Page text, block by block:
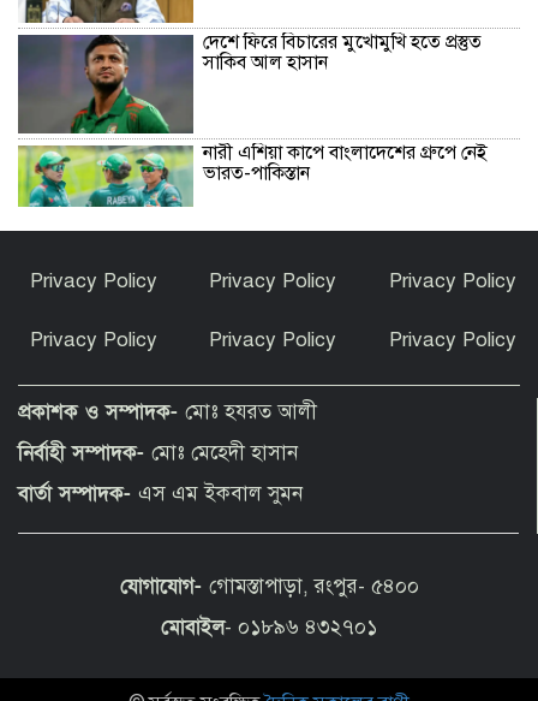
দেশে ফিরে বিচারের মুখোমুখি হতে প্রস্তুত
সাকিব আল হাসান
নারী এশিয়া কাপে বাংলাদেশের গ্রুপে নেই
ভারত-পাকিস্তান
বেদুইনদের উচ্ছেদে অভিযান চলছে
রাণীশংকৈলে ইয়াবাসহ যুবক আটক
তারাগঞ্জে পানিতে ডুবে দুই শিশুর মৃত্যু
Privacy Policy Privacy Policy Privacy Policy
Privacy Policy Privacy Policy Privacy Policy
প্রকাশক ও সম্পাদক- মোঃ হযরত আলী
নির্বাহী সম্পাদক- মোঃ মেহেদী হাসান
বার্তা সম্পাদক- এস এম ইকবাল সুমন
যোগাযোগ- গোমস্তাপাড়া, রংপুর- ৫৪০০
মোবাইল- ০১৮৯৬ ৪৩২৭০১